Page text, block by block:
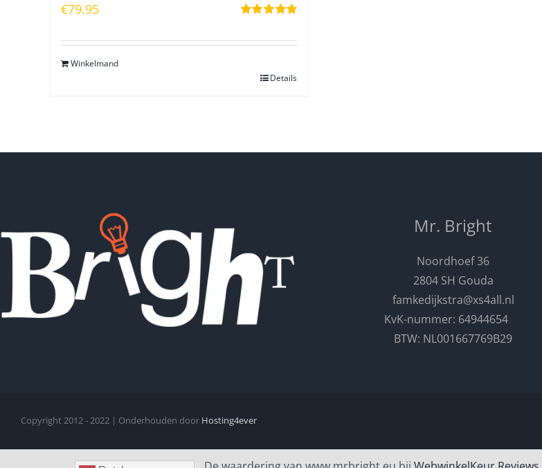
€79.95
Winkelmand
Details
Mr. Bright
Noordhoef 36
2804 SH Gouda
famkedijkstra@xs4all.nl
KvK-nummer: 64944654
BTW: NL001667769B29
Copyright 2012 - 2022 | Onderhouden door Hosting4ever